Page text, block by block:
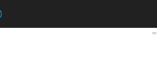
Netflix versa 60 milioni di